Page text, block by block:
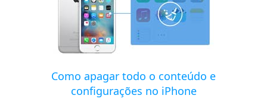
Como apagar todo o conteúdo e
configurações no iPhone